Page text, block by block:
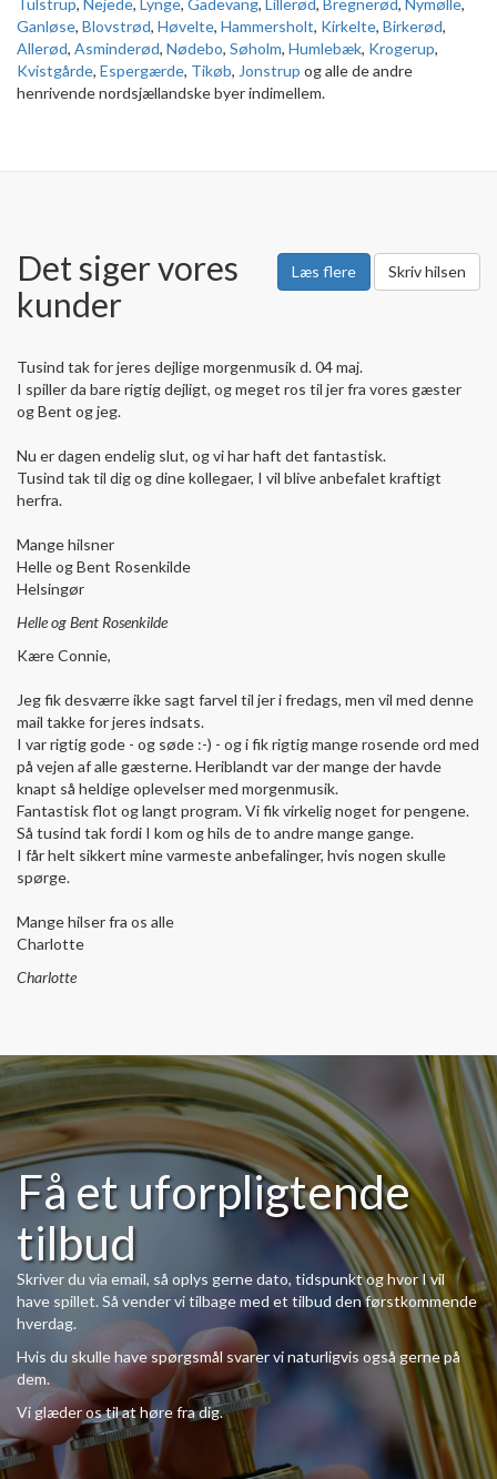
Tulstrup, Nejede, Lynge, Gadevang, Lillerød, Bregnerød, Nymølle,
Ganløse, Blovstrød, Høvelte, Hammersholt, Kirkelte, Birkerød,
Allerød, Asminderød, Nødebo, Søholm, Humlebæk, Krogerup,
Kvistgårde, Espergærde, Tikøb, Jonstrup og alle de andre
henrivende nordsjællandske byer indimellem.
Læs flere Skriv hilsen
Det siger vores
kunder
Tusind tak for jeres dejlige morgenmusik d. 04 maj.
I spiller da bare rigtig dejligt, og meget ros til jer fra vores gæster
og Bent og jeg.
Nu er dagen endelig slut, og vi har haft det fantastisk.
Tusind tak til dig og dine kollegaer, I vil blive anbefalet kraftigt
herfra.
Mange hilsner
Helle og Bent Rosenkilde
Helsingør
Helle og Bent Rosenkilde
Kære Connie,
Jeg fik desværre ikke sagt farvel til jer i fredags, men vil med denne
mail takke for jeres indsats.
I var rigtig gode - og søde :-) - og i fik rigtig mange rosende ord med
på vejen af alle gæsterne. Heriblandt var der mange der havde
knapt så heldige oplevelser med morgenmusik.
Fantastisk flot og langt program. Vi fik virkelig noget for pengene.
Så tusind tak fordi I kom og hils de to andre mange gange.
I får helt sikkert mine varmeste anbefalinger, hvis nogen skulle
spørge.
Mange hilser fra os alle
Charlotte
Charlotte
Få et uforpligtende
tilbud
Skriver du via email, så oplys gerne dato, tidspunkt og hvor I vil
have spillet. Så vender vi tilbage med et tilbud den førstkommende
hverdag.
Hvis du skulle have spørgsmål svarer vi naturligvis også gerne på
dem.
Vi glæder os til at høre fra dig.